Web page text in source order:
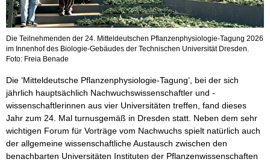
Die Teilnehmenden der 24. Mitteldeutschen Pflanzenphysiologie-Tagung 2026
im Innenhof des Biologie-Gebäudes der Technischen Universität Dresden.
Foto: Freia Benade
Die ‘Mitteldeutsche Pflanzenphysiologie-Tagung’, bei der sich
jährlich hauptsächlich Nachwuchswissenschaftler und -
wissenschaftlerinnen aus vier Universitäten treffen, fand dieses
Jahr zum 24. Mal turnusgemäß in Dresden statt. Neben dem sehr
wichtigen Forum für Vorträge vom Nachwuchs spielt natürlich auch
der allgemeine wissenschaftliche Austausch zwischen den
benachbarten Universitäten Instituten der Pflanzenwissenschaften